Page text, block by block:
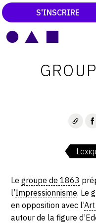
S'INSCRIRE
navigation
LES
Legroupe de 1863
l’Impressionnisme. Le
en opposition avec l’
autour de la figure